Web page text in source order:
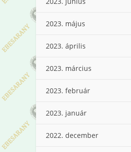
2023. május
2023. április
2023. március
2023. február
2023. január
2022. december